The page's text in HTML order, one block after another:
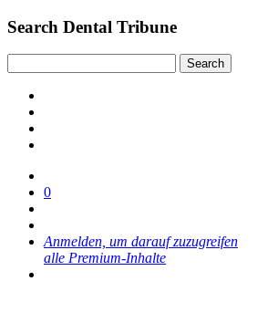
Search Dental Tribune
0
Anmelden, um darauf zuzugreifen
alle Premium-Inhalte